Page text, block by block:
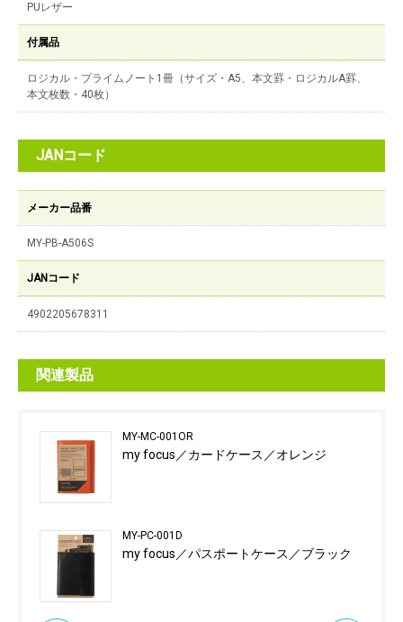
PUレザー
付属品
ロジカル・プライムノート1冊（サイズ・A5、本文罫・ロジカルA罫、
本文枚数・40枚）
JANコード
メーカー品番
MY-PB-A506S
JANコード
4902205678311
関連製品
MY-MC-001OR
my focus／カードケース／オレンジ
MY-PC-001D
my focus／パスポートケース／ブラック